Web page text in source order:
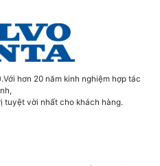
hơn 20 năm kinh nghiệm hợp tác
tuyệt vời nhất cho khách hàng.